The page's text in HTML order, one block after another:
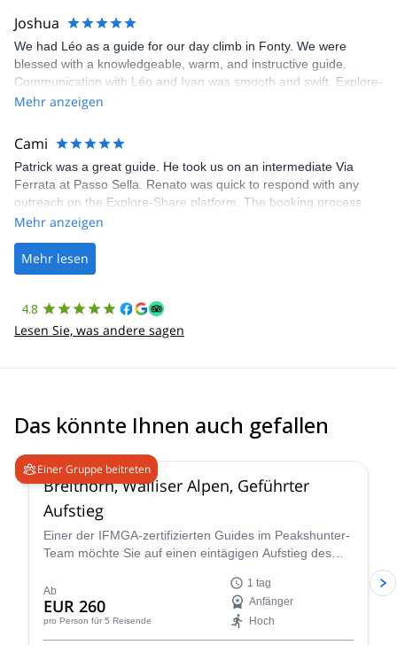
Joshua
We had Léo as a guide for our day climb in Fonty. We were
blessed with a knowledgeable, warm, and instructive guide.
Communication with Léo and Ivan was smooth and swift. Explore-
Share was excellent in arranging everything for our day climb.
making our adventure stress-free.
Mehr anzeigen
Cami
Patrick was a great guide. He took us on an intermediate Via
Ferrata at Passo Sella. Renato was quick to respond with any
outreach on the Explore-Share platform. The booking process
was straightforward, and once Patrick was confirmed, all went
the platform.
Mehr anzeigen
Mehr lesen
4.8
Lesen Sie, was andere sagen
Das könnte Ihnen auch gefallen
Einer Gruppe beitreten
4.7
Breithorn, Walliser Alpen, Geführter
Aufstieg
Einer der IFMGA-zertifizierten Guides im Peakshunter-
Team möchte Sie auf einen eintägigen Aufstieg des
in der Schweiz führen.
Ab
EUR 260
pro Person für 5 Reisende
1 tag
Anfänger
Hoch